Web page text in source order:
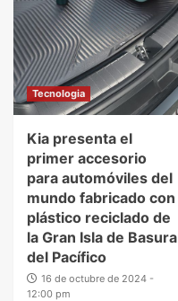
Tecnologia
Kia presenta el
primer accesorio
para automóviles del
mundo fabricado con
plástico reciclado de
la Gran Isla de Basura
del Pacífico
16 de octubre de 2024 -
12:00 pm